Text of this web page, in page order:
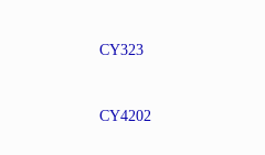
CY323
CY4202